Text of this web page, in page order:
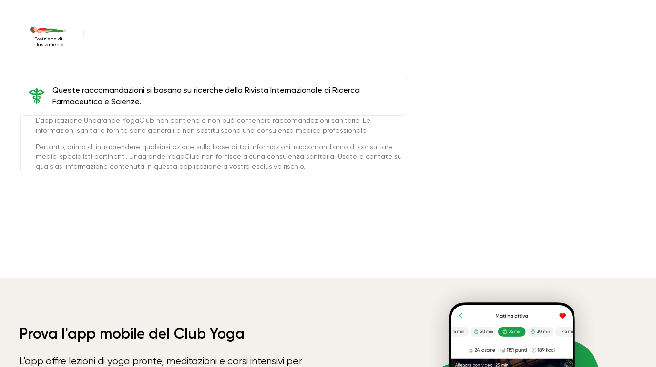
Posizione di
rilassamento
Queste raccomandazioni si basano su ricerche della Rivista Internazionale di Ricerca
Farmaceutica e Scienze.
L'applicazione Unagrande YogaClub non contiene e non può contenere raccomandazioni sanitarie. Le
informazioni sanitarie fornite sono generali e non sostituiscono una consulenza medica professionale.
Pertanto, prima di intraprendere qualsiasi azione sulla base di tali informazioni, raccomandiamo di consultare
medici specialisti pertinenti. Unagrande YogaClub non fornisce alcuna consulenza sanitaria. Usate o contate su
qualsiasi informazione contenuta in questa applicazione a vostro esclusivo rischio.
Prova l'app mobile del Club Yoga
L'app offre lezioni di yoga pronte, meditazioni e corsi intensivi per